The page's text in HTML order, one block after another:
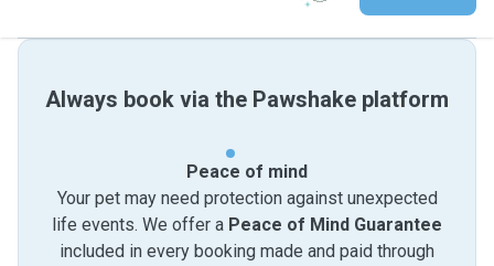
Always book via the Pawshake platform
Peace of mind
Your pet may need protection against unexpected
life events. We offer a Peace of Mind Guarantee
included in every booking made and paid through